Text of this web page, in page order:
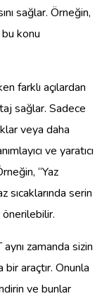
sağlar. Örneğin,
bu konu
farklı açılardan
sağlar. Sadece
veya daha
ve yaratıcı
“Yaz
sıcaklarında serin
önerilebilir.
zamanda sizin
araçtır. Onunla
ve bunlar